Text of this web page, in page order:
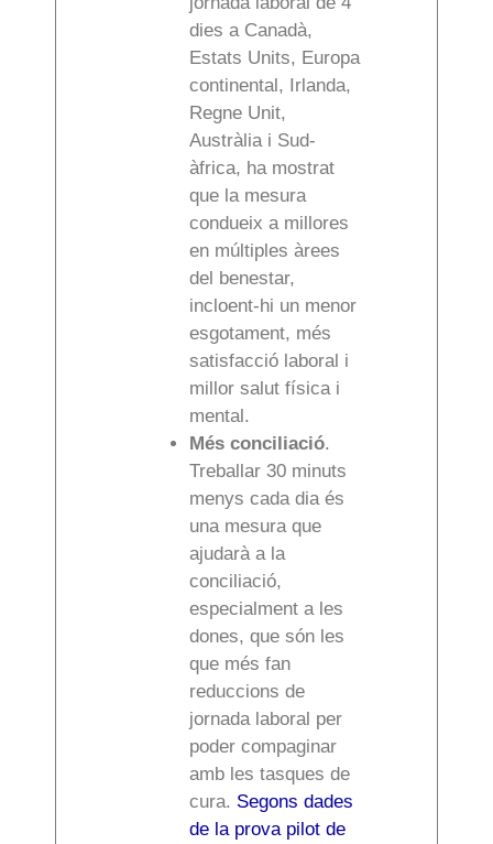
dies a Canadà,
Estats Units, Europa
continental, Irlanda,
Regne Unit,
Austràlia i Sud-
àfrica, ha mostrat
que la mesura
condueix a millores
en múltiples àrees
del benestar,
incloent-hi un menor
esgotament, més
satisfacció laboral i
millor salut física i
mental.
Més conciliació.
Treballar 30 minuts
menys cada dia és
una mesura que
ajudarà a la
conciliació,
especialment a les
dones, que són les
que més fan
reduccions de
jornada laboral per
poder compaginar
amb les tasques de
cura. Segons dades
de la prova pilot de